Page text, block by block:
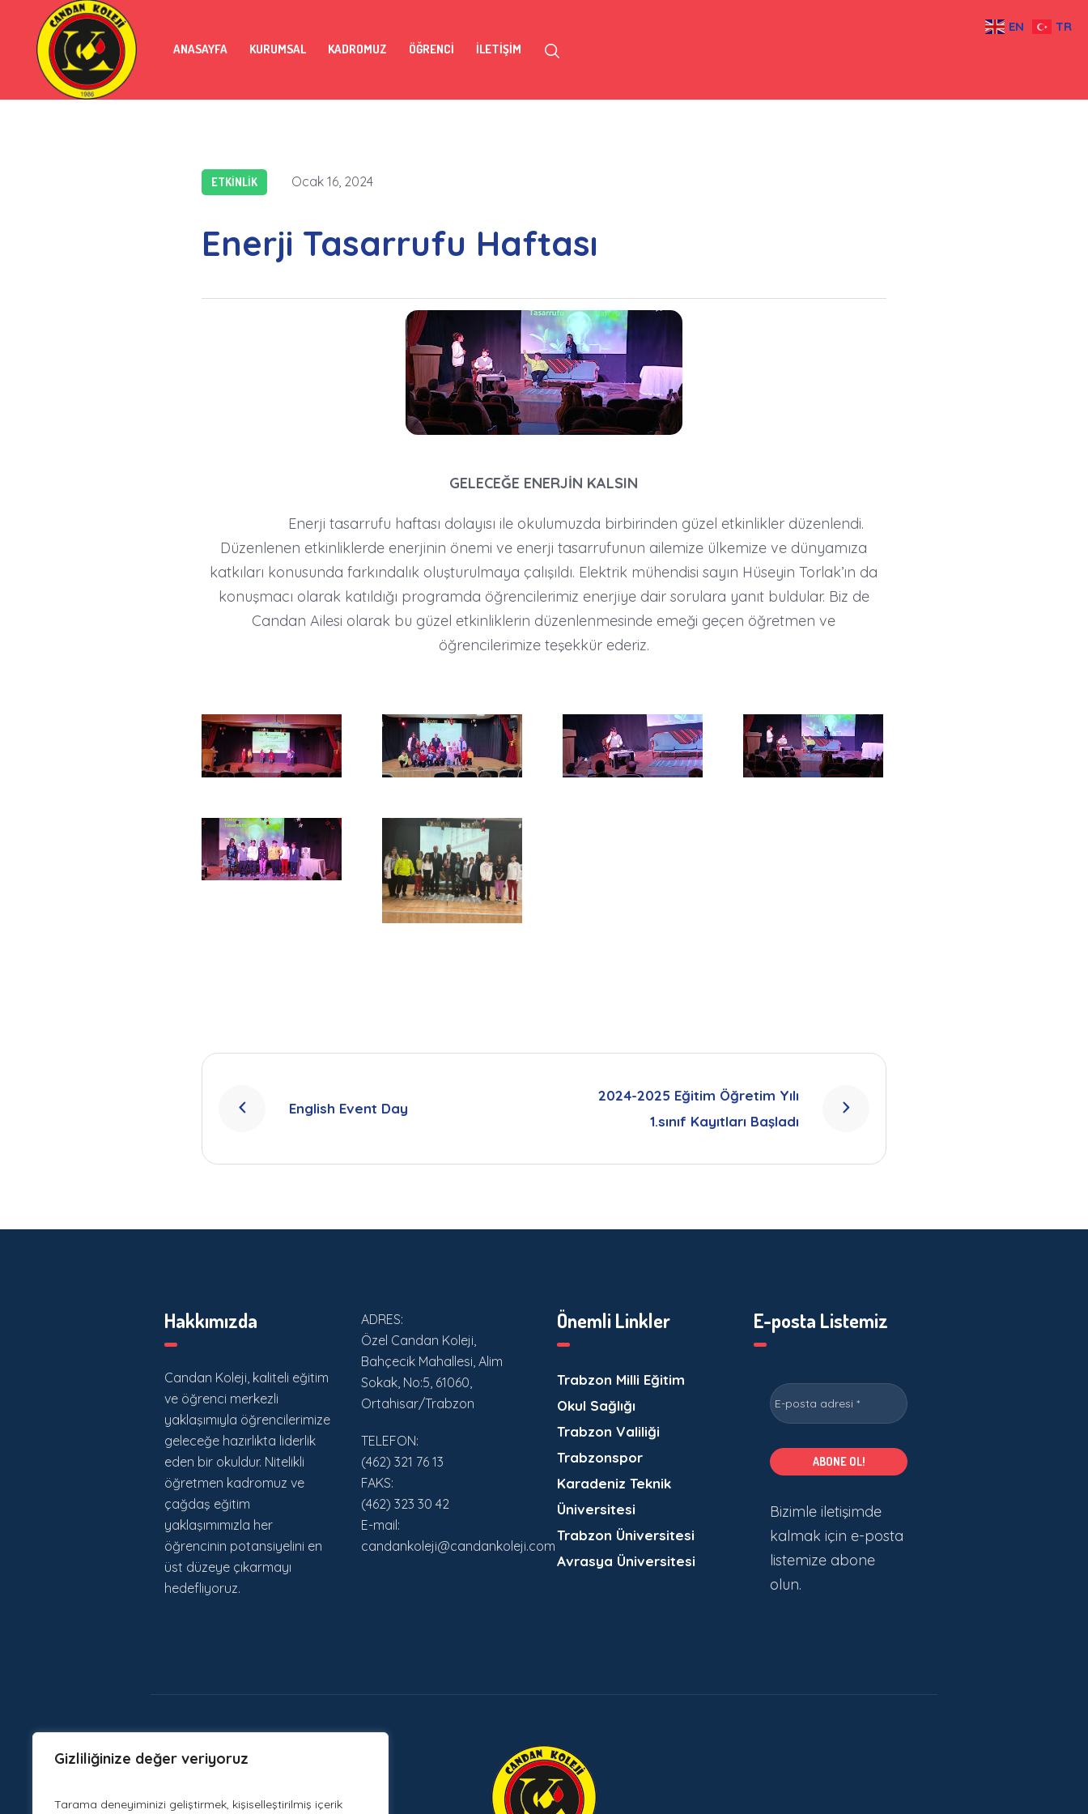
Gizliliğinize değer veriyoruz
Tarama deneyiminizi geliştirmek, kişiselleştirilmiş içerik
ANASAYFA KURUMSAL KADROMUZ ÖĞRENCI İLETIŞIM
ETKINLIK Ocak 16, 2024
Enerji Tasarrufu Haftası
GELECEĞE ENERJİN KALSIN
Enerji tasarrufu haftası dolayısı ile okulumuzda birbirinden güzel etkinlikler düzenlendi.
Düzenlenen etkinliklerde enerjinin önemi ve enerji tasarrufunun ailemize ülkemize ve dünyamıza
katkıları konusunda farkındalık oluşturulmaya çalışıldı. Elektrik mühendisi sayın Hüseyin Torlak’ın da
konuşmacı olarak katıldığı programda öğrencilerimiz enerjiye dair sorulara yanıt buldular. Biz de
Candan Ailesi olarak bu güzel etkinliklerin düzenlenmesinde emeği geçen öğretmen ve
öğrencilerimize teşekkür ederiz.
English Event Day
2024-2025 Eğitim Öğretim Yılı
1.sınıf Kayıtları Başladı
Hakkımızda
Candan Koleji, kaliteli eğitim
ve öğrenci merkezli
yaklaşımıyla öğrencilerimize
geleceğe hazırlıkta liderlik
eden bir okuldur. Nitelikli
öğretmen kadromuz ve
çağdaş eğitim
yaklaşımımızla her
öğrencinin potansiyelini en
üst düzeye çıkarmayı
hedefliyoruz.
ADRES:
Özel Candan Koleji,
Bahçecik Mahallesi, Alim
Sokak, No:5, 61060,
Ortahisar/Trabzon
TELEFON:
(462) 321 76 13
FAKS:
(462) 323 30 42
E-mail:
candankoleji@candankoleji.com
Önemli Linkler
Trabzon Milli Eğitim
Okul Sağlığı
Trabzon Valiliği
Trabzonspor
Karadeniz Teknik
Üniversitesi
Trabzon Üniversitesi
Avrasya Üniversitesi
E-posta Listemiz
Bizimle iletişimde
kalmak için e-posta
listemize abone
olun.
EN TR